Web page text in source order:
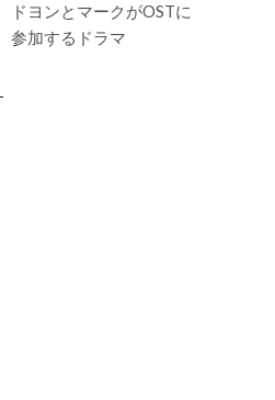
ドヨンとマークがOSTに
参加するドラマ